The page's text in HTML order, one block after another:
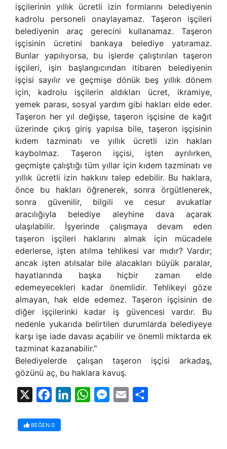
işçilerinin yıllık ücretli izin formlarını belediyenin
kadrolu personeli onaylayamaz. Taşeron işçileri
belediyenin araç gerecini kullanamaz. Taşeron
işçisinin ücretini bankaya belediye yatıramaz.
Bunlar yapılıyorsa, bu işlerde çalıştırılan taşeron
işçileri, işin başlangıcından itibaren belediyenin
işçisi sayılır ve geçmişe dönük beş yıllık dönem
için, kadrolu işçilerin aldıkları ücret, ikramiye,
yemek parası, sosyal yardım gibi hakları elde eder.
Taşeron her yıl değişse, taşeron işçisine de kağıt
üzerinde çıkış giriş yapılsa bile, taşeron işçisinin
kıdem tazminatı ve yıllık ücretli izin hakları
kaybolmaz. Taşeron işçisi, işten ayrılırken,
geçmişte çalıştığı tüm yıllar için kıdem tazminatı ve
yıllık ücretli izin hakkını talep edebilir. Bu haklara,
önce bu hakları öğrenerek, sonra örgütlenerek,
sonra güvenilir, bilgili ve cesur avukatlar
aracılığıyla belediye aleyhine dava açarak
ulaşılabilir. İşyerinde çalışmaya devam eden
taşeron işçileri haklarını almak için mücadele
ederlerse, işten atılma tehlikesi var mıdır? Vardır;
ancak işten atılsalar bile alacakları büyük paralar,
hayatlarında başka hiçbir zaman elde
edemeyecekleri kadar önemlidir. Tehlikeyi göze
almayan, hak elde edemez. Taşeron işçisinin de
diğer işçilerinki kadar iş güvencesi vardır. Bu
nedenle yukarıda belirtilen durumlarda belediyeye
karşı işe iade davası açabilir ve önemli miktarda ek
tazminat kazanabilir."
Belediyelerde çalışan taşeron işçisi arkadaş,
gözünü aç, bu haklara kavuş.
FacebookLinkedInWhatsAppMessenger
Email
BEĞEN 0